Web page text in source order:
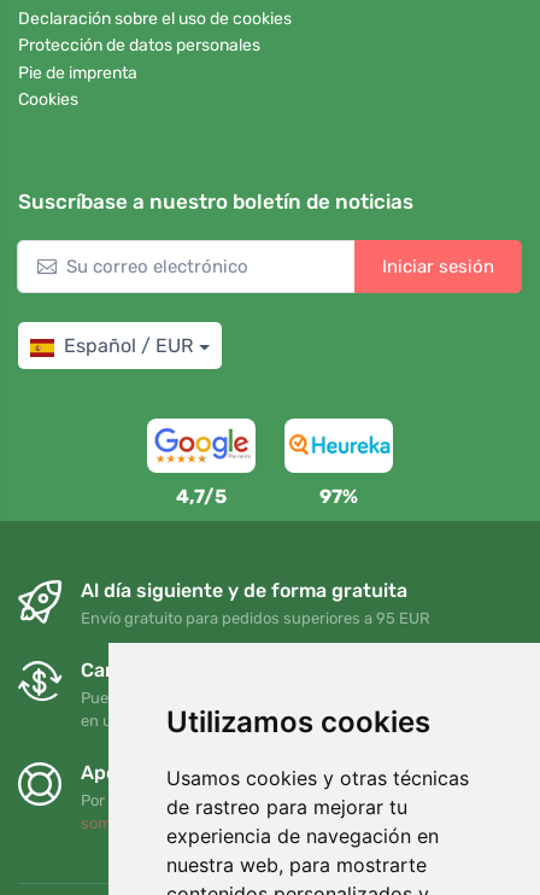
Utilizamos cookies
Usamos cookies y otras técnicas
de rastreo para mejorar tu
experiencia de navegación en
nuestra web, para mostrarte
Declaración sobre el uso de cookies
Protección de datos personales
Pie de imprenta
Cookies
Suscríbase a nuestro boletín de noticias
Iniciar sesión
Español / EUR
4,7/5 97%
Al día siguiente y de forma gratuita
Envío gratuito para pedidos superiores a 95 EUR
Cambios y devoluciones gratuitos
Puede devolver o cambiar su pedido en cualquier momento
en un plazo de 90 días
Apoyamos a Trees.org
Por cada pedido plantamos un árbol. Leer más
somos